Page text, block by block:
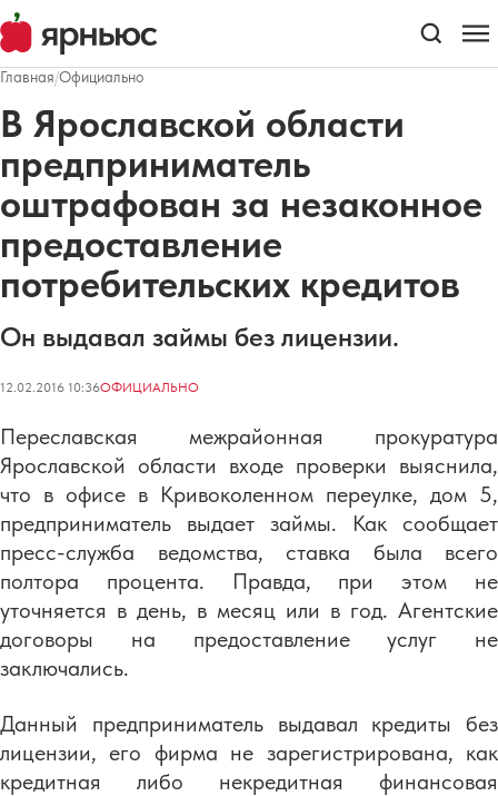
Главная/Официально
В Ярославской области
предприниматель
оштрафован за незаконное
предоставление
потребительских кредитов
Он выдавал займы без лицензии.
12.02.2016 10:36ОФИЦИАЛЬНО
Переславская межрайонная прокуратура
Ярославской области входе проверки выяснила,
что в офисе в Кривоколенном переулке, дом 5,
предприниматель выдает займы. Как сообщает
пресс-служба ведомства, ставка была всего
полтора процента. Правда, при этом не
уточняется в день, в месяц или в год. Агентские
договоры на предоставление услуг не
заключались.
Данный предприниматель выдавал кредиты без
лицензии, его фирма не зарегистрирована, как
кредитная либо некредитная финансовая